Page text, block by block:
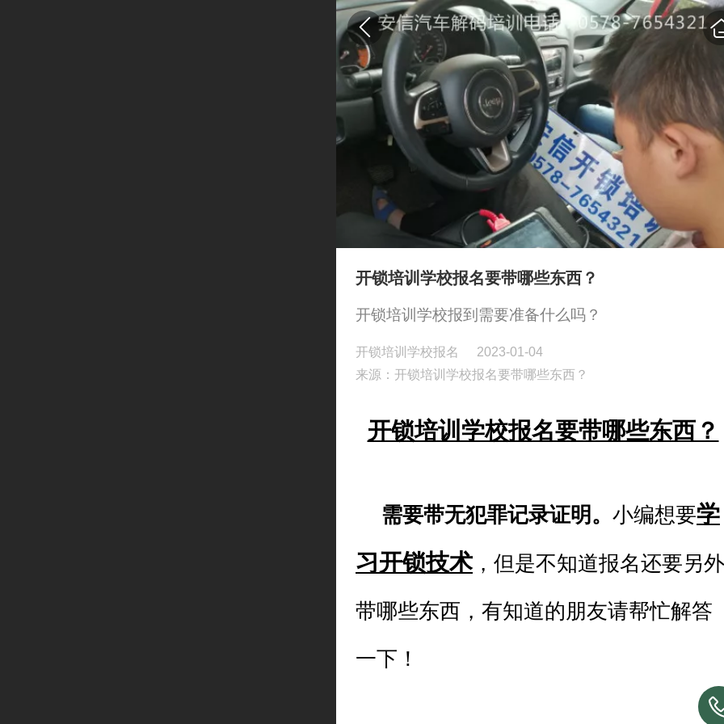
开锁培训学校报名要带哪些东西？
开锁培训学校报到需要准备什么吗？
开锁培训学校报名
2023-01-04
来源：开锁培训学校报名要带哪些东西？
开锁培训学校报名要带哪些东西？
需要带无犯罪记录证明。 小编想要学
习开锁技术，但是不知道报名还要另外
带哪些东西，有知道的朋友请帮忙解答
一下！